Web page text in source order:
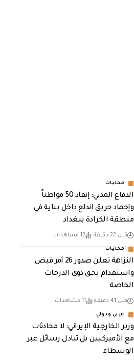
محليات
الدفاع المدني: إنقاذ 50 مواطناً
وإخماد حريق اندلع داخل بناية في
منطقة الكرادة ببغداد
قبل 22 دقيقة 12 مشاهدات
محليات
النزاهة تعلن صدور 26 أمر قبض
واستقدام بحق ذوي الدرجات
الخاصة
قبل 41 دقيقة 11 مشاهدات
عربي ودولي
‏وزير الخارجية الإيراني: لا محادثات
مع الأميركيين بل تبادل رسائل عبر
الوسطاء